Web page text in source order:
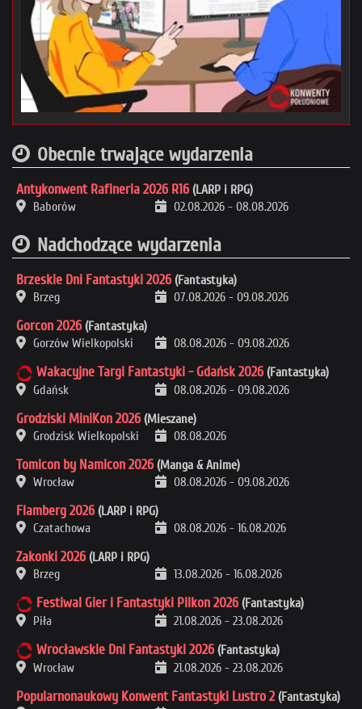
Obecnie trwające wydarzenia
Antykonwent Rafineria 2026 R16 (LARP i RPG)
Baborów
02.08.2026 - 08.08.2026
Nadchodzące wydarzenia
Brzeskie Dni Fantastyki 2026 (Fantastyka)
Brzeg
07.08.2026 - 09.08.2026
Gorcon 2026 (Fantastyka)
Gorzów Wielkopolski
08.08.2026 - 09.08.2026
Wakacyjne Targi Fantastyki - Gdańsk 2026 (Fantastyka)
Gdańsk
08.08.2026 - 09.08.2026
Grodziski MiniKon 2026 (Mieszane)
Grodzisk Wielkopolski
08.08.2026
Tomicon by Namicon 2026 (Manga & Anime)
Wrocław
08.08.2026 - 09.08.2026
Flamberg 2026 (LARP i RPG)
Czatachowa
08.08.2026 - 16.08.2026
Zakonki 2026 (LARP i RPG)
Brzeg
13.08.2026 - 16.08.2026
Festiwal Gier i Fantastyki Pilkon 2026 (Fantastyka)
Piła
21.08.2026 - 23.08.2026
Wrocławskie Dni Fantastyki 2026 (Fantastyka)
Wrocław
21.08.2026 - 23.08.2026
Popularnonaukowy Konwent Fantastyki Lustro 2 (Fantastyka)